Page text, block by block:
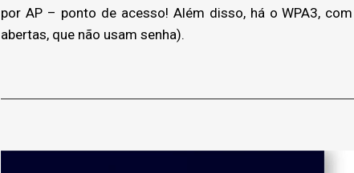
por AP – ponto de acesso! Além disso, há o WPA3,
abertas, que não usam senha).